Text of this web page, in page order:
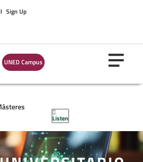
Sign Up
UNED Campus
Listen